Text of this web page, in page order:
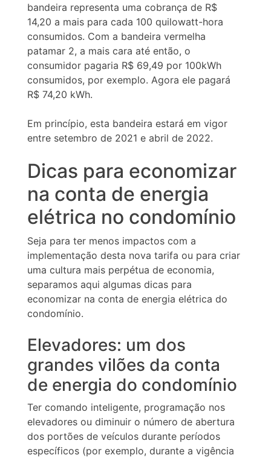
bandeira representa uma cobrança de R$
14,20 a mais para cada 100 quilowatt-hora
consumidos. Com a bandeira vermelha
patamar 2, a mais cara até então, o
consumidor pagaria R$ 69,49 por 100kWh
consumidos, por exemplo. Agora ele pagará
R$ 74,20 kWh.
Em princípio, esta bandeira estará em vigor
entre setembro de 2021 e abril de 2022.
Dicas para economizar
na conta de energia
elétrica no condomínio
Seja para ter menos impactos com a
implementação desta nova tarifa ou para criar
uma cultura mais perpétua de economia,
separamos aqui algumas dicas para
economizar na conta de energia elétrica do
condomínio.
Elevadores: um dos
grandes vilões da conta
de energia do condomínio
Ter comando inteligente, programação nos
elevadores ou diminuir o número de abertura
dos portões de veículos durante períodos
específicos (por exemplo, durante a vigência